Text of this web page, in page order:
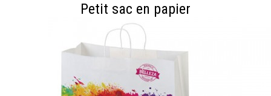
Petit sac en papier